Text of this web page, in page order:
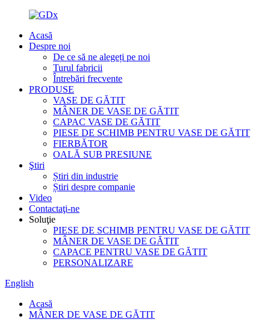
Acasă
Despre noi
De ce să ne alegeți pe noi
Turul fabricii
Întrebări frecvente
PRODUSE
VASE DE GĂTIT
MÂNER DE VASE DE GĂTIT
CAPAC VASE DE GĂTIT
PIESE DE SCHIMB PENTRU VASE DE GĂTIT
FIERBĂTOR
OALĂ SUB PRESIUNE
Ştiri
Știri din industrie
Știri despre companie
Video
Contactaţi-ne
Soluţie
PIESE DE SCHIMB PENTRU VASE DE GĂTIT
MÂNER DE VASE DE GĂTIT
CAPACE PENTRU VASE DE GĂTIT
PERSONALIZARE
English
Acasă
MÂNER DE VASE DE GĂTIT